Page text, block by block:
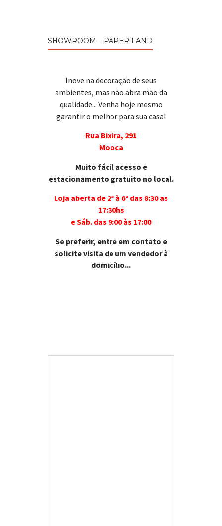
SHOWROOM – PAPER LAND
Inove na decoração de seus
ambientes, mas não abra mão da
qualidade... Venha hoje mesmo
garantir o melhor para sua casa!
Rua Bixira, 291
Mooca
Muito fácil acesso e
estacionamento gratuito no local.
Loja aberta de 2ª à 6ª das 8:30 as
17:30hs
e Sáb. das 9:00 às 17:00
Se preferir, entre em contato e
solicite visita de um vendedor à
domicílio...